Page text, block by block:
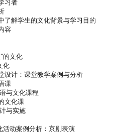
习者
了解学生的文化背景与学习目的
容
的文化
化
设计：课堂教学案例与分析
课
与文化课程
文化课
与实施
活动案例分析：京剧表演